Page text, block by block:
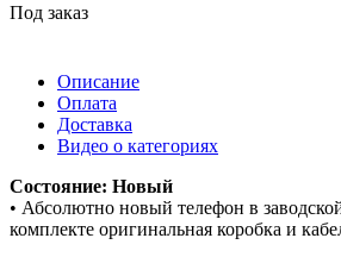
Под заказ
Описание
Оплата
Доставка
Видео о категориях
Состояние: Новый
• Абсолютно новый телефон в
комплекте оригинальная коробка и